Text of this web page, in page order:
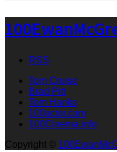
RSS
Tom Cruise
Brad Pitt
Tom Hanks
100actor.com
100Cinema.info
Copyright ©